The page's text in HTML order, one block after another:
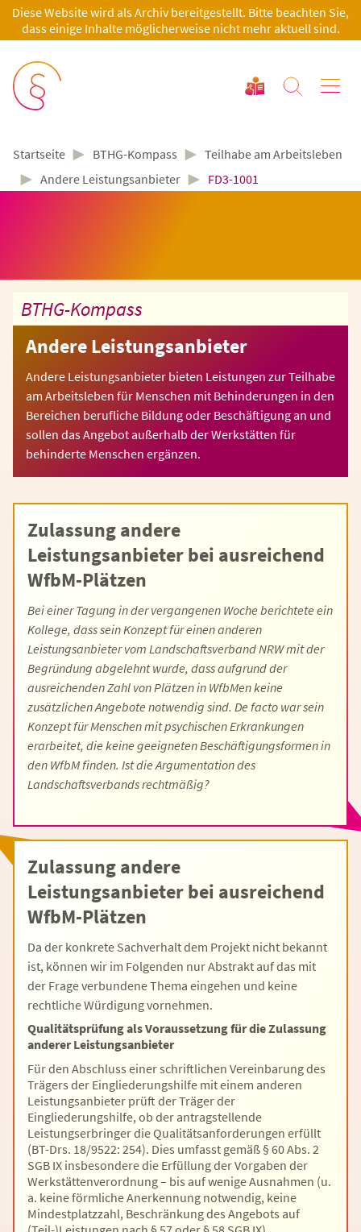
Diese Website wird als Archiv bereitgestellt. Bitte beachten Sie,
dass einige Inhalte möglicherweise nicht mehr aktuell sind.
Startseite ► BTHG-Kompass ► Teilhabe am Arbeitsleben
► Andere Leistungsanbieter ► FD3-1001
BTHG-Kompass
Andere Leistungsanbieter
Andere Leistungsanbieter bieten Leistungen zur Teilhabe
am Arbeitsleben für Menschen mit Behinderungen in den
Bereichen berufliche Bildung oder Beschäftigung an und
sollen das Angebot außerhalb der Werkstätten für
behinderte Menschen ergänzen.
Zulassung andere
Leistungsanbieter bei ausreichend
WfbM-Plätzen
Bei einer Tagung in der vergangenen Woche berichtete ein
Kollege, dass sein Konzept für einen anderen
Leistungsanbieter vom Landschaftsverband NRW mit der
Begründung abgelehnt wurde, dass aufgrund der
ausreichenden Zahl von Plätzen in WfbMen keine
zusätzlichen Angebote notwendig sind. De facto war sein
Konzept für Menschen mit psychischen Erkrankungen
erarbeitet, die keine geeigneten Beschäftigungsformen in
den WfbM finden. Ist die Argumentation des
Landschaftsverbands rechtmäßig?
Zulassung andere
Leistungsanbieter bei ausreichend
WfbM-Plätzen
Da der konkrete Sachverhalt dem Projekt nicht bekannt
ist, können wir im Folgenden nur Abstrakt auf das mit
der Frage verbundene Thema eingehen und keine
rechtliche Würdigung vornehmen.
Qualitätsprüfung als Voraussetzung für die Zulassung
anderer Leistungsanbieter
Für den Abschluss einer schriftlichen Vereinbarung des
Trägers der Eingliederungshilfe mit einem anderen
Leistungsanbieter prüft der Träger der
Eingliederungshilfe, ob der antragstellende
Leistungserbringer die Qualitätsanforderungen erfüllt
(BT-Drs. 18/9522: 254). Dies umfasst gemäß § 60 Abs. 2
SGB IX insbesondere die Erfüllung der Vorgaben der
Werkstättenverordnung – bis auf wenige Ausnahmen (u.
a. keine förmliche Anerkennung notwendig, keine
Mindestplatzzahl, Beschränkung des Angebots auf